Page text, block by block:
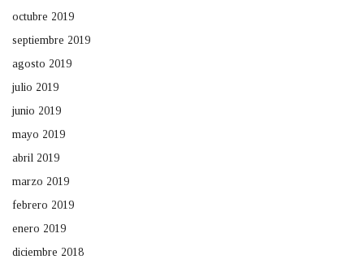
octubre 2019
septiembre 2019
agosto 2019
julio 2019
junio 2019
mayo 2019
abril 2019
marzo 2019
febrero 2019
enero 2019
diciembre 2018